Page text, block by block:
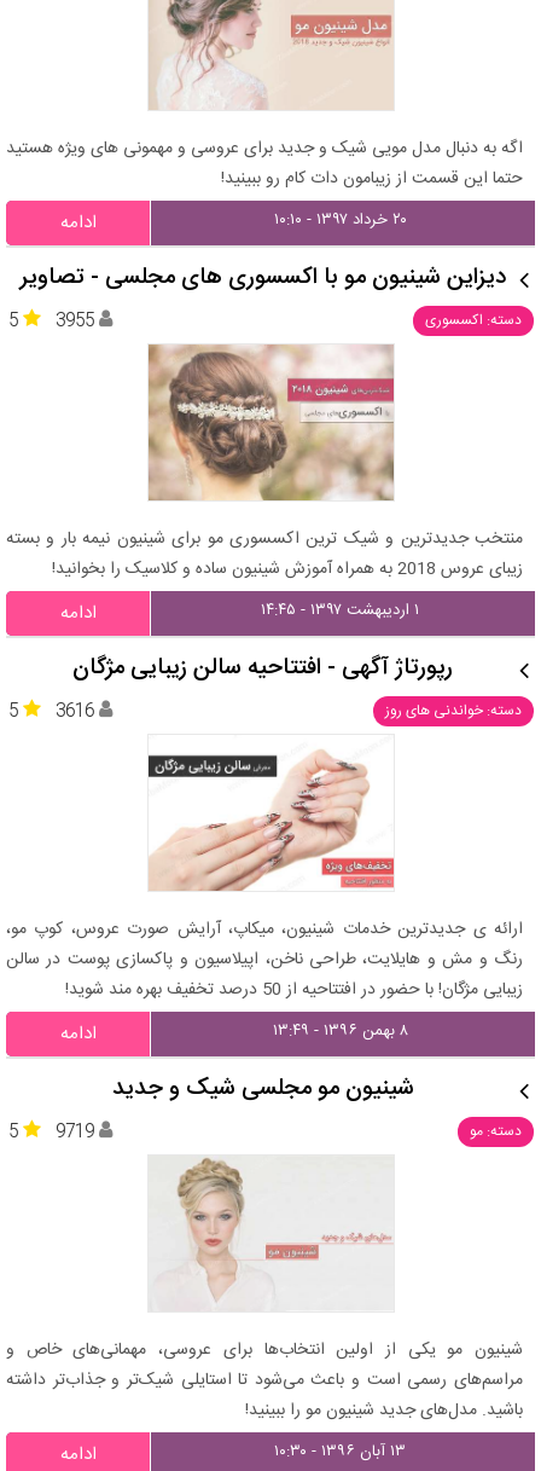
اگه به دنبال مدل مویی شیک و جدید برای عروسی و مهمونی های ویژه هستید
حتما این قسمت از زیبامون دات کام رو ببینید!
۲۰ خرداد ۱۳۹۷ - ۱۰:۱۰ ادامه
دیزاین شینیون مو با اکسسوری های مجلسی - تصاویر
دسته: اکسسوری 5 3955
منتخب جدیدترین و شیک ترین اکسسوری مو برای شینیون نیمه بار و بسته
زیبای عروس 2018 به همراه آموزش شینیون ساده و کلاسیک را بخوانید!
۱ اردیبهشت ۱۳۹۷ - ۱۴:۴۵ ادامه
رپورتاژ آگهی - افتتاحیه سالن زیبایی مژگان
دسته: خواندنی های روز 5 3616
ارائه ی جدیدترین خدمات شینیون، میکاپ، آرایش صورت عروس، کوپ مو،
رنگ و مش و هایلایت، طراحی ناخن، اپیلاسیون و پاکسازی پوست در سالن
زیبایی مژگان! با حضور در افتتاحیه از 50 درصد تخفیف بهره مند شوید!
۸ بهمن ۱۳۹۶ - ۱۳:۴۹ ادامه
شینیون مو مجلسی شیک و جدید
دسته: مو 5 9719
شینیون مو یکی از اولین انتخاب‌ها برای عروسی، مهمانی‌های خاص و
مراسم‌های رسمی است و باعث می‌شود تا استایلی شیک‌تر و جذاب‌تر داشته
باشید. مدل‌های جدید شینیون مو را ببینید!
۱۳ آبان ۱۳۹۶ - ۱۰:۳۰ ادامه